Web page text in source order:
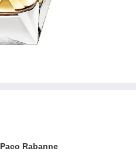
Paco Rabanne